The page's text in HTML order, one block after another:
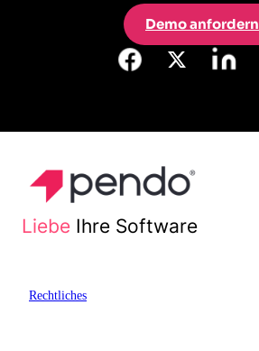
Demo anfordern
Liebe Ihre Software
Rechtliches